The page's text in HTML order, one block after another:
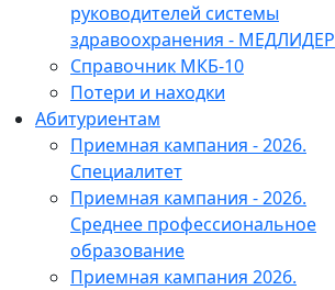
руководителей системы
здравоохранения - МЕДЛИДЕР
Справочник МКБ-10
Потери и находки
Абитуриентам
Приемная кампания - 2026.
Специалитет
Приемная кампания - 2026.
Среднее профессиональное
образование
Приемная кампания 2026.